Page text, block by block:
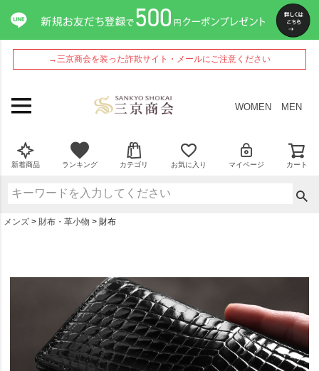
→三京商会を装った詐欺サイト・メールにご注意ください
WOMEN MEN
新着商品 ランキング カテゴリ お気に入り マイページ カート
メンズ 財布・革小物 財布